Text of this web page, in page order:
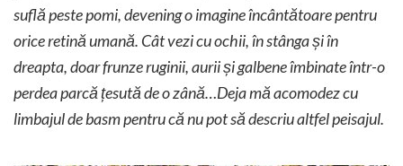
suflă peste pomi, devening o imagine încântătoare pentru
orice retină umană. Cât vezi cu ochii, în stânga și în
dreapta, doar frunze ruginii, aurii și galbene îmbinate într-o
perdea parcă țesută de o zână…Deja mă acomodez cu
limbajul de basm pentru că nu pot să descriu altfel peisajul.